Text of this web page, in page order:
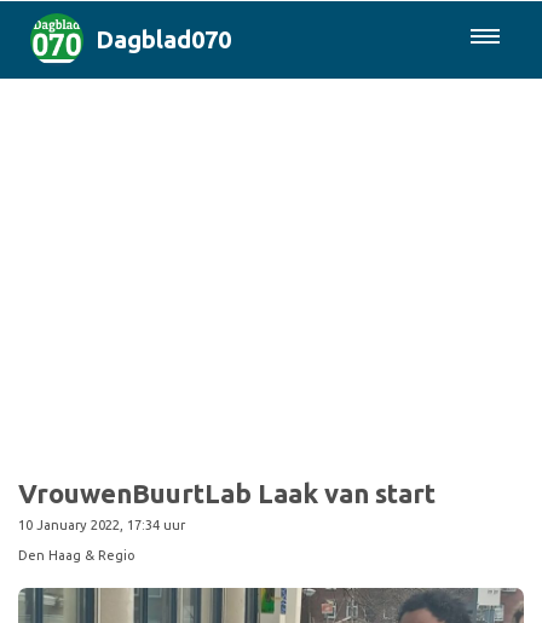
Dagblad070
VrouwenBuurtLab Laak van start
10 January 2022, 17:34 uur
Den Haag & Regio